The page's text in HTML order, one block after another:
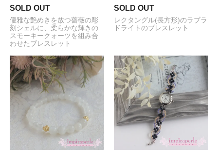
SOLD OUT
優雅な艶めきを放つ薔薇の彫
刻シェルに、柔らかな輝きの
スモーキークォーツを組み合
わせたブレスレット
SOLD OUT
レクタングル(長方形)のラブラ
ドライトのブレスレット